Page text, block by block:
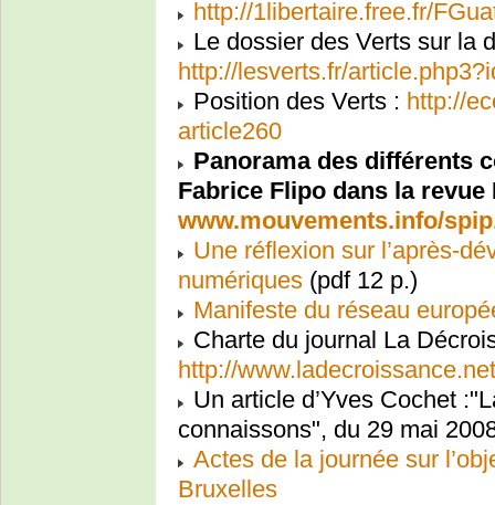
http://1libertaire.free.fr/
Le dossier des Verts sur la
http://lesverts.fr/
Position des Verts : http://
article260
Panorama des différents
Fabrice Flipo dans la revue
www.mouvements.info/
Une réflexion sur l’après-
numériques (pdf 12 p.)
Manifeste du réseau
Charte du journal La
http://
Un article d’Yves Cochet
connaissons", du 29 mai
Actes de la journée sur
Bruxelles